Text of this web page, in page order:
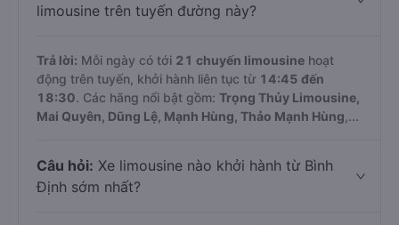
limousine trên tuyến đường này?
Trả lời: Mỗi ngày có tới 21 chuyến limousine hoạt
động trên tuyến, khởi hành liên tục từ 14:45 đến
18:30. Các hãng nổi bật gồm: Trọng Thủy Limousine,
Mai Quyên, Dũng Lệ, Mạnh Hùng, Thảo Mạnh Hùng ,...
Câu hỏi: Xe limousine nào khởi hành từ Bình
Định sớm nhất?